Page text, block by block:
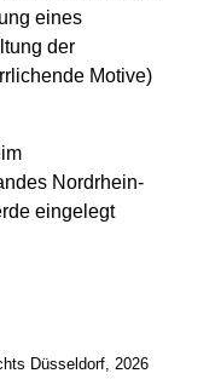
eines
der
Motive)
Nordrhein-
eingelegt
Düsseldorf, 2026